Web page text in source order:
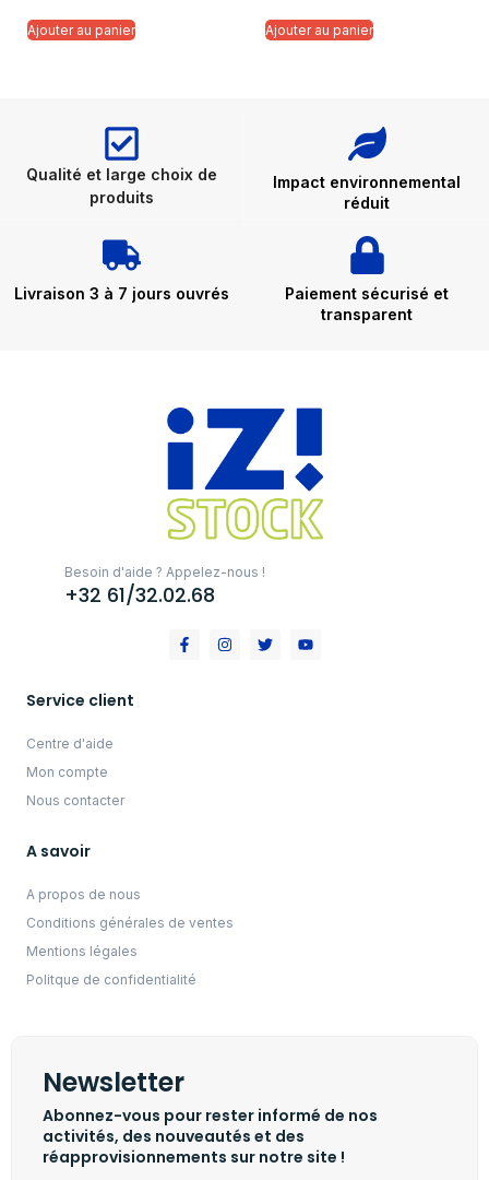
Ajouter au panier Ajouter au panier
Qualité et large choix de
produits
Impact environnemental
réduit
Livraison 3 à 7 jours ouvrés
Paiement sécurisé et
transparent
Besoin d'aide ? Appelez-nous !
+32 61/32.02.68
Service client
Centre d'aide
Mon compte
Nous contacter
A savoir
A propos de nous
Conditions générales de ventes
Mentions légales
Politque de confidentialité
Newsletter
Abonnez-vous pour rester informé de nos
activités, des nouveautés et des
réapprovisionnements sur notre site !